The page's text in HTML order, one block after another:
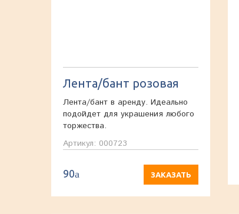
Лента/бант розовая
Лента/бант в аренду. Идеально
подойдет для украшения любого
торжества.
Артикул: 000723
90a ЗАКАЗАТЬ